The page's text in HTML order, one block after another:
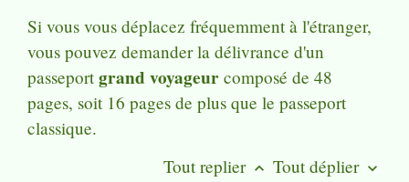
Si vous vous déplacez fréquemment à l'étranger,
vous pouvez demander la délivrance d'un
passeport grand voyageur composé de 48
pages, soit 16 pages de plus que le passeport
classique.
Tout replier keyboard_arrow_up Tout déplier keyboard_arrow_down